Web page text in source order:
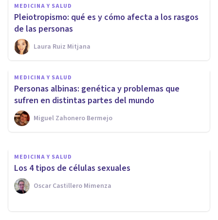
MEDICINA Y SALUD
Pleiotropismo: qué es y cómo afecta a los rasgos
de las personas
Laura Ruiz Mitjana
MEDICINA Y SALUD
Personas albinas: genética y problemas que
sufren en distintas partes del mundo
Miguel Zahonero Bermejo
MEDICINA Y SALUD
Consiguen corregir una
enfermedad genética editando
el ADN
Oscar Castillero Mimenza
MEDICINA Y SALUD
Los 4 tipos de células sexuales
Oscar Castillero Mimenza